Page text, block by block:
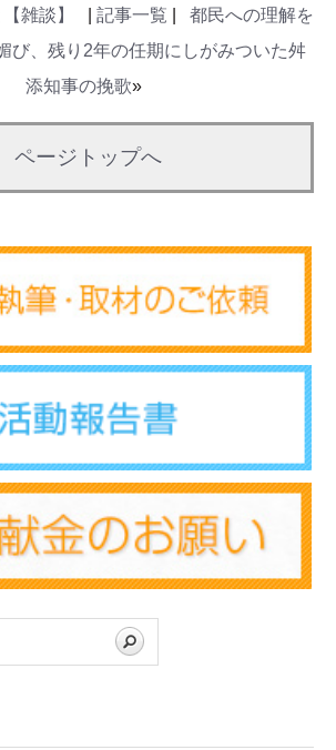
雑談】
記事一覧
都民への理解を
び、残り2年の任期にしがみついた舛
添知事の挽歌»
ページトップへ